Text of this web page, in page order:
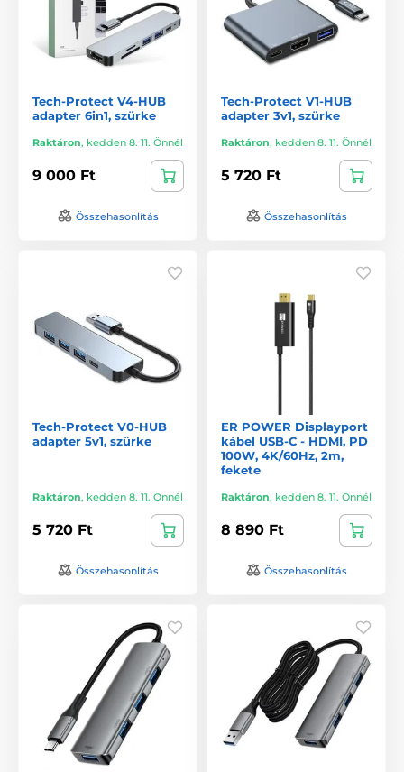
Tech-Protect V4-HUB
adapter 6in1, szürke
Raktáron, kedden 8. 11. Önnél
9 000 Ft
Összehasonlítás
Tech-Protect V1-HUB
adapter 3v1, szürke
Raktáron, kedden 8. 11. Önnél
5 720 Ft
Összehasonlítás
Tech-Protect V0-HUB
adapter 5v1, szürke
Raktáron, kedden 8. 11. Önnél
5 720 Ft
Összehasonlítás
ER POWER Displayport
kábel USB-C - HDMI, PD
100W, 4K/60Hz, 2m,
fekete
Raktáron, kedden 8. 11. Önnél
8 890 Ft
Összehasonlítás